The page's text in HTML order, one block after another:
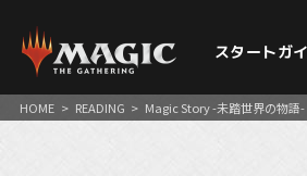
スタートガ
HOME > READING > Magic Story -未踏世界の物語-